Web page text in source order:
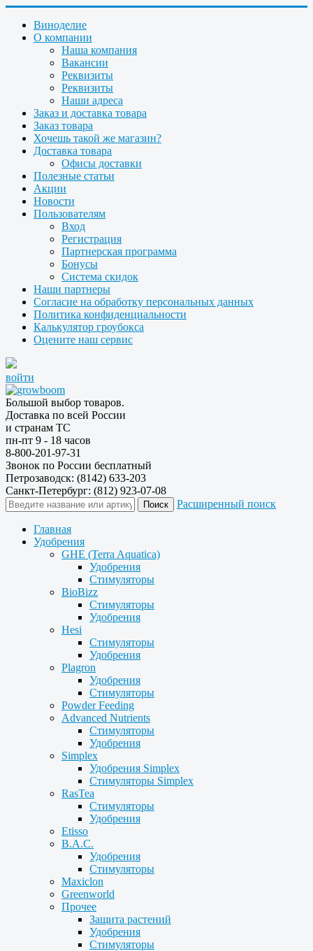
Виноделие
О компании
Наша компания
Вакансии
Реквизиты
Реквизиты
Наши адреса
Заказ и доставка товара
Заказ товара
Хочешь такой же магазин?
Доставка товара
Офисы доставки
Полезные статьи
Акции
Новости
Пользователям
Вход
Регистрация
Партнерская программа
Бонусы
Система скидок
Наши партнеры
Согласие на обработку персональных данных
Политика конфиденциальности
Калькулятор гроубокса
Оцените наш сервис
войти
Большой выбор товаров.
Доставка по всей России
и странам ТС
пн-пт 9 - 18 часов
8-800-201-97-31
Звонок по России бесплатный
Петрозаводск: (8142) 633-203
Санкт-Петербург: (812) 923-07-08
Расширенный поиск
Главная
Удобрения
GHE (Terra Aquatica)
Удобрения
Стимуляторы
BioBizz
Стимуляторы
Удобрения
Hesi
Стимуляторы
Удобрения
Plagron
Удобрения
Стимуляторы
Powder Feeding
Advanced Nutrients
Стимуляторы
Удобрения
Simplex
Удобрения Simplex
Стимуляторы Simplex
RasTea
Стимуляторы
Удобрения
Etisso
B.A.C.
Удобрения
Стимуляторы
Maxiclon
Greenworld
Прочее
Защита растений
Удобрения
Стимуляторы